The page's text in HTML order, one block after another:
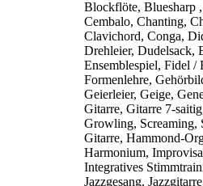
Blockflöte, Bluesharp
Cembalo, Chanting,
Clavichord, Conga,
Drehleier, Dudelsack,
Ensemblespiel, Fidel /
Formenlehre,
Geierleier, Geige,
Gitarre, Gitarre 7-
Growling, Screaming,
Gitarre, Hammond-
Harmonium,
Integratives
Jazzgesang,